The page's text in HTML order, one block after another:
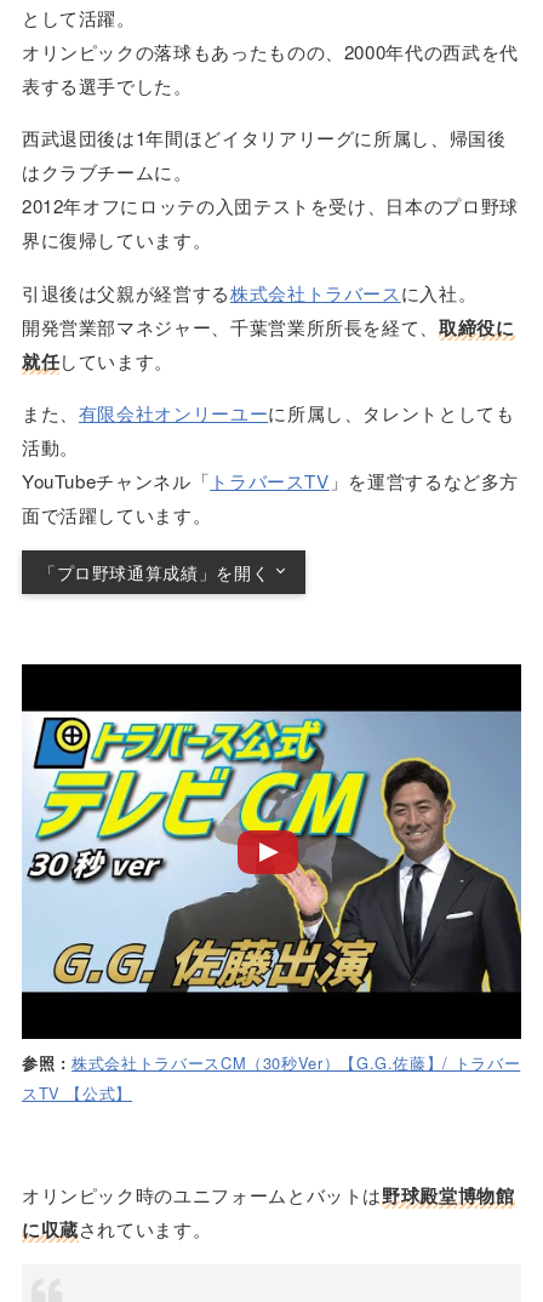
として活躍。
オリンピックの落球もあったものの、2000年代の西武を代
表する選手でした。
西武退団後は1年間ほどイタリアリーグに所属し、帰国後
はクラブチームに。
2012年オフにロッテの入団テストを受け、日本のプロ野球
界に復帰しています。
引退後は父親が経営する株式会社トラバースに入社。
開発営業部マネジャー、千葉営業所所長を経て、取締役に
就任しています。
また、 有限会社オンリーユーに所属し、タレントとしても
活動。
YouTubeチャンネル「 トラバースTV 」を運営するなど多方
面で活躍しています。
「プロ野球通算成績」を開く
参照 : 株式会社トラバースCM（30秒Ver）【G.G.佐藤】/ トラバー
スTV 【公式】
オリンピック時のユニフォームとバットは野球殿堂博物館
に収蔵されています。